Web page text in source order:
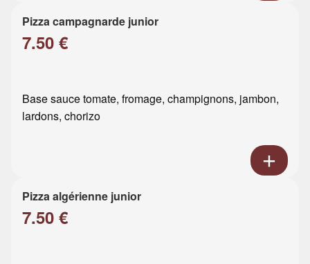
Pizza campagnarde junior
7.50 €
Base sauce tomate, fromage, champignons, jambon,
lardons, chorizo
Pizza algérienne junior
7.50 €